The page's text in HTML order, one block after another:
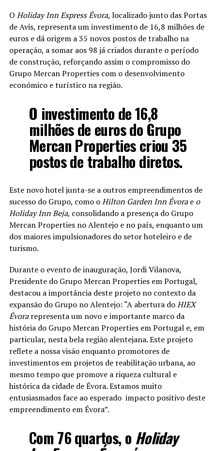
O Holiday Inn Express Évora, localizado junto das Portas
de Avis, representa um investimento de 16,8 milhões de
euros e dá origem a 35 novos postos de trabalho na
operação, a somar aos 98 já criados durante o período
de construção, reforçando assim o compromisso do
Grupo Mercan Properties com o desenvolvimento
económico e turístico na região.
O investimento de 16,8
milhões de euros do Grupo
Mercan Properties criou 35
postos de trabalho diretos.
Este novo hotel junta-se a outros empreendimentos de
sucesso do Grupo, como oHilton Garden Inn Évorae o
Holiday Inn Beja, consolidando a presença do Grupo
Mercan Properties no Alentejo e no país, enquanto um
dos maiores impulsionadores do setor hoteleiro e de
turismo.
Durante o evento de inauguração, Jordi Vilanova,
Presidente do Grupo Mercan Properties em Portugal,
destacou a importância deste projeto no contexto da
expansão do Grupo no Alentejo: “A abertura doHIEX
Évorarepresenta um novo e importante marco da
história do Grupo Mercan Properties em Portugal e, em
particular, nesta bela região alentejana. Este projeto
reflete a nossa visão enquanto promotores de
investimentos em projetos de reabilitação urbana, ao
mesmo tempo que promove a riqueza cultural e
histórica da cidade de Évora. Estamos muito
entusiasmados face ao esperado impacto positivo deste
empreendimento em Évora”.
Com 76 quartos, o Holiday